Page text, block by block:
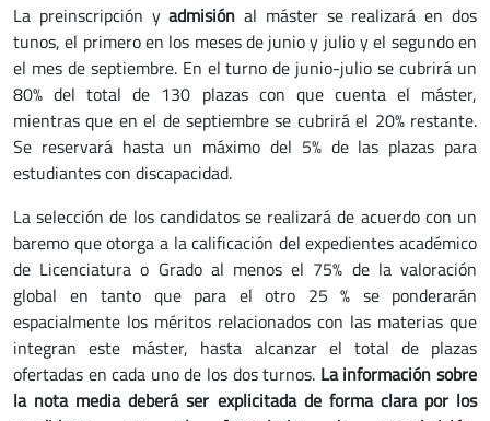
La preinscripción yadmisión al máster se realizará en dos
tunos, el primero en los meses de junio y julio y el segundo en
el mes de septiembre. En el turno de junio-julio se cubrirá un
80% del total de 130 plazas con que cuenta el máster,
mientras que en el de septiembre se cubrirá el 20% restante.
Se reservará hasta un máximo del 5% de las plazas para
estudiantes con discapacidad.
La selección de los candidatos se realizará de acuerdo con un
baremo que otorga a la calificación del expedientes académico
de Licenciatura o Grado al menos el 75% de la valoración
global en tanto que para el otro 25 % se ponderarán
espacialmente los méritos relacionados con las materias que
integran este máster, hasta alcanzar el total de plazas
ofertadas en cada uno de los dos turnos. La información sobre
la nota media deberá ser explicitada de forma clara por los